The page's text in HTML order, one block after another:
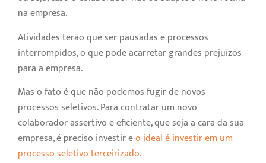
na empresa.
Atividades terão que ser pausadas e processos
interrompidos, o que pode acarretar grandes prejuízos
para a empresa.
Mas o fato é que não podemos fugir de novos
processos seletivos. Para contratar um novo
colaborador assertivo e eficiente, que seja a cara da sua
empresa, é preciso investir eo ideal é investir em um
processo seletivo terceirizado.